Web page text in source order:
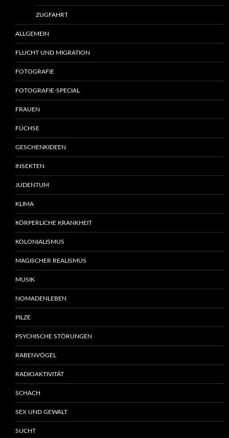
ZUGFAHRT
ALLGEMEIN
FLUCHT UND MIGRATION
FOTOGRAFIE
FOTOGRAFIE-SPECIAL
FRAUEN
FÜCHSE
GESCHENKIDEEN
INSEKTEN
JUDENTUM
KLIMA
KÖRPERLICHE KRANKHEIT
KOLONIALISMUS
MAGISCHER REALISMUS
MUSIK
NOMADENLEBEN
PILZE
PSYCHISCHE STÖRUNGEN
RABENVÖGEL
RADIOAKTIVITÄT
SCHACH
SEX UND GEWALT
SUCHT